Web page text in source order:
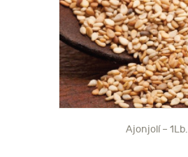
Ajonjolí – 1Lb.